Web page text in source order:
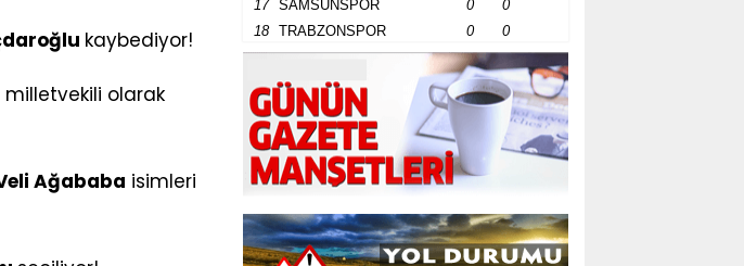
kaybediyor!
milletvekili olarak
Ağababa isimleri
17
SAMSUNSPOR 0
0
18
TRABZONSPOR 0 0